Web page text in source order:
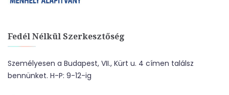
Fedél Nélkül Szerkesztőség
Személyesen a Budapest, VII., Kürt u. 4 címen találsz
bennünket. H-P: 9-12-ig